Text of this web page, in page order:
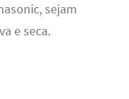
sejam
e seca.